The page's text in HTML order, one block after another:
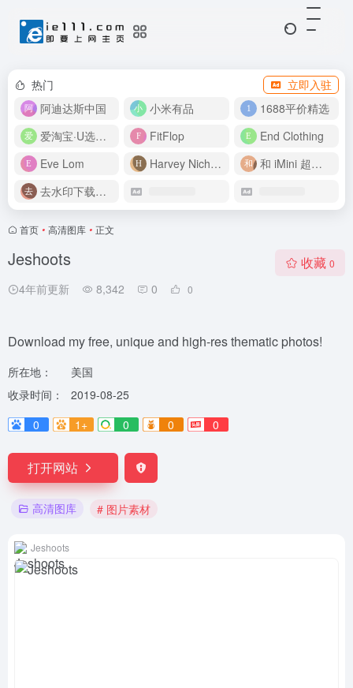
热门
立即入驻
阿迪达斯中国
小米有品
1688平价精选
爱淘宝·U选好价
FitFlop
End Clothing
Eve Lom
Harvey Nichols
和 iMini 超级智能体一起构建伟大作品
去水印下载视频
首页 • 高清图库 • 正文
Jeshoots
4年前更新 8,342 0 0
收藏 0
Download my free, unique and high-res thematic photos!
所在地：
美国
收录时间：
2019-08-25
0
1+ 0 0 0
打开网站
高清图库 # 图片素材
Jeshoots